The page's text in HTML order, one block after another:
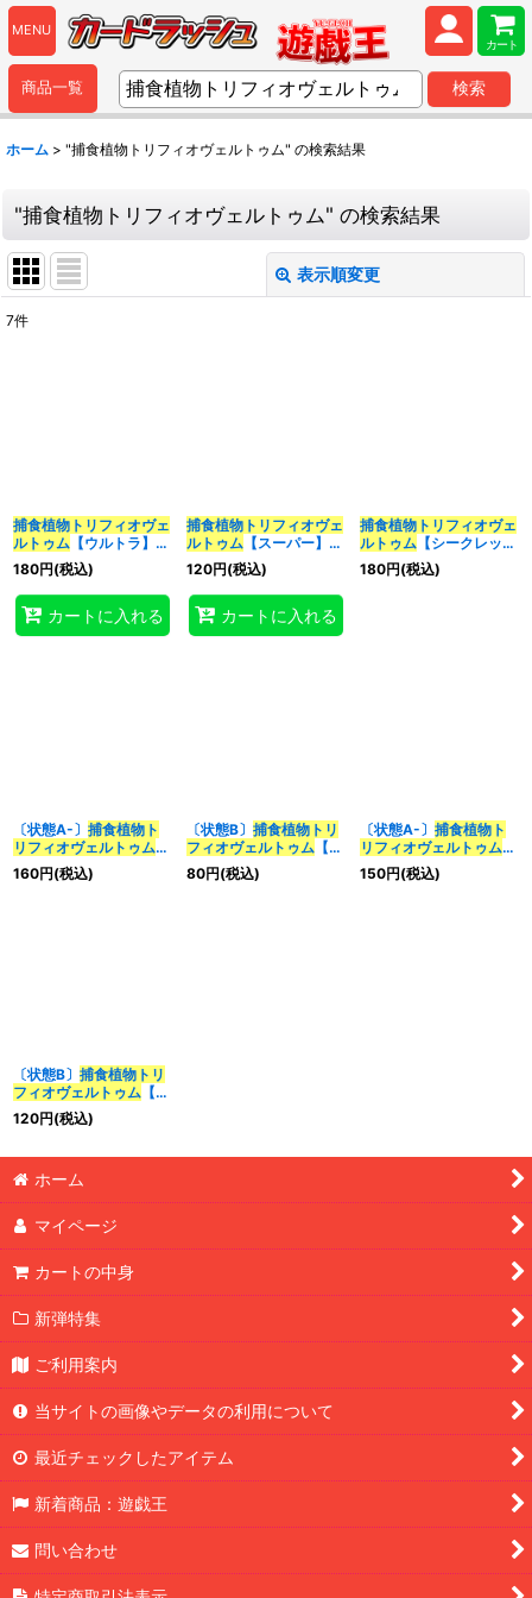
MENU
カート
商品一覧 検索
ホーム > "捕食植物トリフィオヴェルトゥム" の検索結果
"捕食植物トリフィオヴェルトゥム" の検索結果
表示順変更
カテゴリ:
特集:
7件
捕食植物トリフィオヴェ
ルトゥム 【ウルトラ】
{DP22-JP045}《融
合》
180円(税込)
カートに入れる
捕食植物トリフィオヴェ
ルトゥム【スーパー】
{SUB1-JP039}《融合》
120円(税込)
カートに入れる
捕食植物トリフィオヴェ
ルトゥム【シークレッ
ト】{SUB1-JP039}《融
合》
180円(税込)
〔状態A-〕 捕食植物ト
リフィオヴェルトゥム
【ウルトラ】{DP22-
JP045}《融合》
160円(税込)
〔状態B〕 捕食植物トリ
フィオヴェルトゥム【ウ
ルトラ】{DP22-
JP045}《融合》
80円(税込)
〔状態A-〕 捕食植物ト
リフィオヴェルトゥム
【シークレット】
{SUB1-JP039}《融合》
150円(税込)
〔状態B〕 捕食植物トリ
フィオヴェルトゥム 【シ
ークレット】{SUB1-
JP039}《融合》
120円(税込)
ホーム
マイページ
カートの中身
新弾特集
ご利用案内
当サイトの画像やデータの利用について
最近チェックしたアイテム
新着商品：遊戯王
問い合わせ